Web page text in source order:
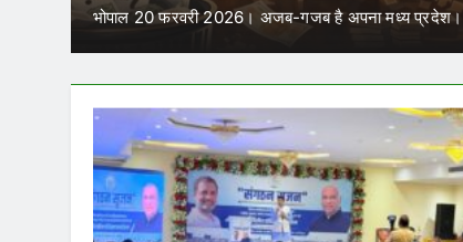
है अपना मध्य प्रदेश। यहां साल में चार बार विधानसभा…